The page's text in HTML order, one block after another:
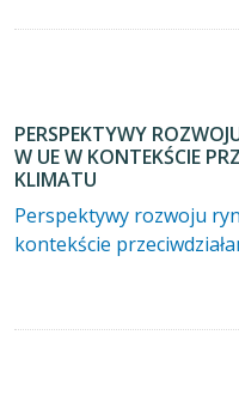
PERSPEKTYWY
W UE W KONTEKŚCIE
KLIMATU
Perspektywy rozwoju
kontekście